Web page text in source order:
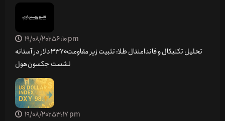
19/08/20256:10 pm
تحلیل تکنیکال و فاندامنتال طلا: تثبیت زیر مقاومت ۳۳۷۰ دلار در آستانه
نشست جکسون‌هول
19/08/20253:17 pm